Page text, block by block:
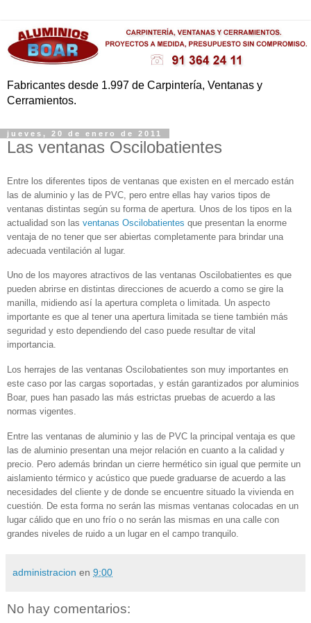
Fabricantes desde 1.997 de Carpintería, Ventanas y
Cerramientos.
jueves, 20 de enero de 2011
Las ventanas Oscilobatientes
Entre los diferentes tipos de ventanas que existen en el mercado están
las de aluminio y las de PVC, pero entre ellas hay varios tipos de
ventanas distintas según su forma de apertura. Unos de los tipos en la
actualidad son las ventanas Oscilobatientes que presentan la enorme
ventaja de no tener que ser abiertas completamente para brindar una
adecuada ventilación al lugar.
Uno de los mayores atractivos de las ventanas Oscilobatientes es que
pueden abrirse en distintas direcciones de acuerdo a como se gire la
manilla, midiendo así la apertura completa o limitada. Un aspecto
importante es que al tener una apertura limitada se tiene también más
seguridad y esto dependiendo del caso puede resultar de vital
importancia.
Los herrajes de las ventanas Oscilobatientes son muy importantes en
este caso por las cargas soportadas, y están garantizados por aluminios
Boar, pues han pasado las más estrictas pruebas de acuerdo a las
normas vigentes.
Entre las ventanas de aluminio y las de PVC la principal ventaja es que
las de aluminio presentan una mejor relación en cuanto a la calidad y
precio. Pero además brindan un cierre hermético sin igual que permite un
aislamiento térmico y acústico que puede graduarse de acuerdo a las
necesidades del cliente y de donde se encuentre situado la vivienda en
cuestión. De esta forma no serán las mismas ventanas colocadas en un
lugar cálido que en uno frío o no serán las mismas en una calle con
grandes niveles de ruido a un lugar en el campo tranquilo.
administracion en 9:00
No hay comentarios: